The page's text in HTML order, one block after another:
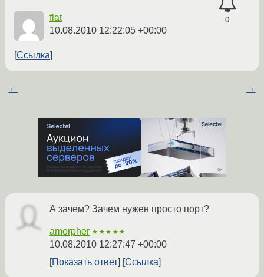
0
flat
10.08.2010 12:22:05 +00:00
Ссылка
← →
А зачем? Зачем нужен просто порт?
amorpher ★★★★★
10.08.2010 12:27:47 +00:00
Показать ответ
Ссылка